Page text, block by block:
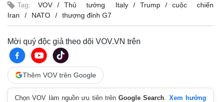
Tag: VOV Thủ tướng Italy Trump
cuộc chiến
Iran
NATO thượng đỉnh G7
Mời quý độc giả theo dõi VOV.VN trên
Thêm VOV trên Google
Chọn VOV làm nguồn ưu tiên trênGoogle Search
Xem hướng